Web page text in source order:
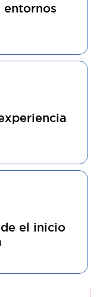
entornos
el inicio